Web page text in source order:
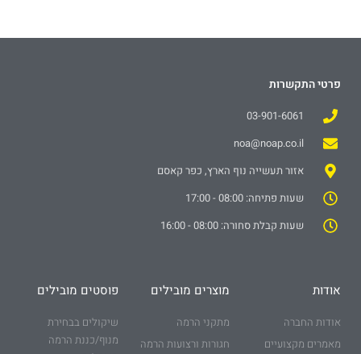
פרטי התקשרות
03-901-6061
noa@noap.co.il
אזור תעשייה נוף הארץ, כפר קאסם
שעות פתיחה: 08:00 - 17:00
שעות קבלת סחורה: 08:00 - 16:00
אודות
אודות החברה
מאמרים מקצועיים
מוצרים מובילים
מתקני הרמה
חגורות ורצועות הרמה
פוסטים מובילים
שיקולים בבחירת
מנוף/כננת הרמה